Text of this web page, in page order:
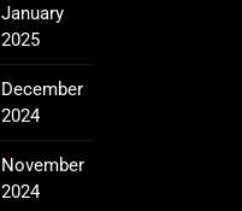
January
2025
December
2024
November
2024